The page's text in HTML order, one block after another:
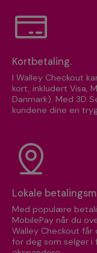
Kortbetaling.
I Walley Checkout
kort, inkludert Visa,
Danmark). Med 3D
kundene dine en
Lokale
Med populære
MobilePay når du
Walley Checkout får
for deg som selger i